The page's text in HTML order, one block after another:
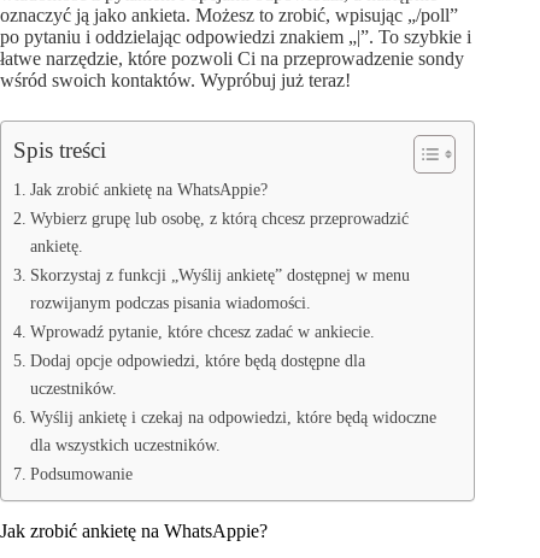
oznaczyć ją jako ankieta. Możesz to zrobić, wpisując „/poll”
po pytaniu i oddzielając odpowiedzi znakiem „|”. To szybkie i
łatwe narzędzie, które pozwoli Ci na przeprowadzenie sondy
wśród swoich kontaktów. Wypróbuj już teraz!
Spis treści
Jak zrobić ankietę na WhatsAppie?
Wybierz grupę lub osobę, z którą chcesz przeprowadzić
ankietę.
Skorzystaj z funkcji „Wyślij ankietę” dostępnej w menu
rozwijanym podczas pisania wiadomości.
Wprowadź pytanie, które chcesz zadać w ankiecie.
Dodaj opcje odpowiedzi, które będą dostępne dla
uczestników.
Wyślij ankietę i czekaj na odpowiedzi, które będą widoczne
dla wszystkich uczestników.
Podsumowanie
Jak zrobić ankietę na WhatsAppie?